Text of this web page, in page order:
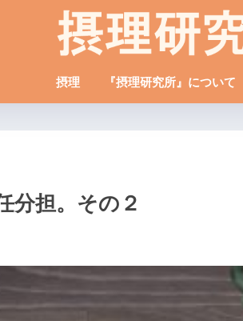
摂理 『摂理研究所』について
分担。その２